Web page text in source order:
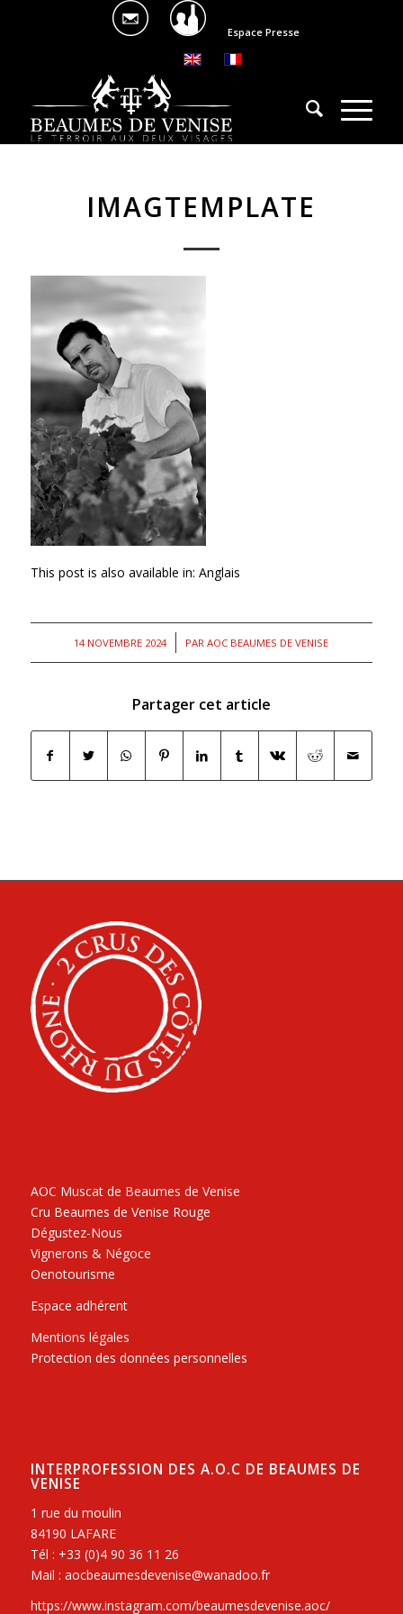
Espace Presse
IMAGTEMPLATE
This post is also available in: Anglais
14 NOVEMBRE 2024
/ PARAOC BEAUMES DE VENISE
Partager cet article
AOC Muscat de Beaumes de Venise
Cru Beaumes de Venise Rouge
Dégustez-Nous
Vignerons & Négoce
Oenotourisme
Espace adhérent
Mentions légales
Protection des données personnelles
INTERPROFESSION DES A.O.C DE BEAUMES DE
VENISE
1 rue du moulin
84190 LAFARE
Tél : +33 (0)4 90 36 11 26
Mail : aocbeaumesdevenise@wanadoo.fr
https://www.instagram.com/beaumesdevenise.aoc/